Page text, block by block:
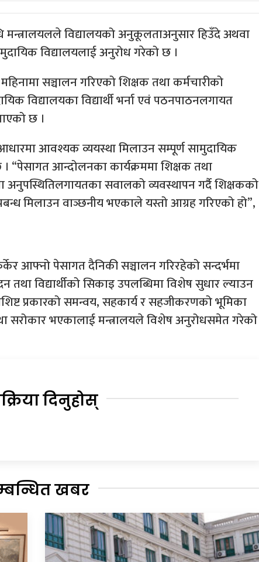
मन्त्रालयलले विद्यालयको अनुकूलताअनुसार हिउँदे अथवा
विद्यालयलाई अनुरोध गरेको छ ।
सञ्चालन गरिएको शिक्षक तथा कर्मचारीको
विद्यालयका विद्यार्थी भर्ना एवं पठनपाठनलगायत
छ ।
आवश्यक व्ययस्था मिलाउन सम्पूर्ण सामुदायिक
“पेसागत आन्दोलनका कार्यक्रममा शिक्षक तथा
अनुपस्थितिलगायतका सवालको व्यवस्थापन गर्दै शिक्षकको
मिलाउन वाञ्छनीय भएकाले यस्तो आग्रह गरिएको हो”,
आफ्नो पेसागत दैनिकी सञ्चालन गरिरहेको सन्दर्भमा
तथा विद्यार्थीको सिकाइ उपलब्धिमा विशेष सुधार ल्याउन
प्रकारको समन्वय, सहकार्य र सहजीकरणको भूमिका
सरोकार भएकालाई मन्त्रालयले विशेष अनुरोधसमेत गरेको
दिनुहोस्
खबर